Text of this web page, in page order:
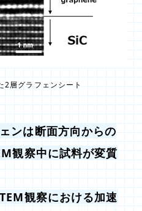
2層グラフェンシート
ンは断面方向からの
観察中に試料が変質
観察における加速